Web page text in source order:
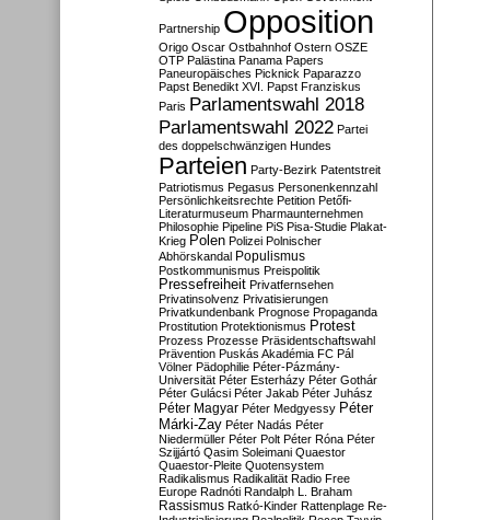
Partnership Opposition
Origo Oscar Ostbahnhof Ostern OSZE
OTP Palästina Panama Papers
Paneuropäisches Picknick Paparazzo
Papst Benedikt XVI. Papst Franziskus
Paris Parlamentswahl 2018
Parlamentswahl 2022 Partei
des doppelschwänzigen Hundes
Parteien Party-Bezirk Patentstreit
Patriotismus Pegasus Personenkennzahl
Persönlichkeitsrechte Petition Petőfi-
Literaturmuseum Pharmaunternehmen
Philosophie Pipeline PiS Pisa-Studie Plakat-
Krieg Polen Polizei Polnischer
Abhörskandal Populismus
Postkommunismus Preispolitik
Pressefreiheit Privatfernsehen
Privatinsolvenz Privatisierungen
Privatkundenbank Prognose Propaganda
Prostitution Protektionismus Protest
Prozess Prozesse Präsidentschaftswahl
Prävention Puskás Akadémia FC Pál
Völner Pädophilie Péter-Pázmány-
Universität Péter Esterházy Péter Gothár
Péter Gulácsi Péter Jakab Péter Juhász
Péter Magyar Péter Medgyessy Péter
Márki-Zay Péter Nadás Péter
Niedermüller Péter Polt Péter Róna Péter
Szijjártó Qasim Soleimani Quaestor
Quaestor-Pleite Quotensystem
Radikalismus Radikalität Radio Free
Europe Radnóti Randalph L. Braham
Rassismus Ratkó-Kinder Rattenplage Re-